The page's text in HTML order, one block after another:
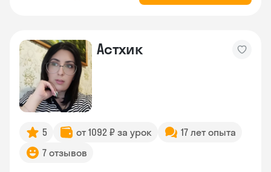
Астхик
5 от 1092 ₽ за урок
17 лет опыта
7 отзывов